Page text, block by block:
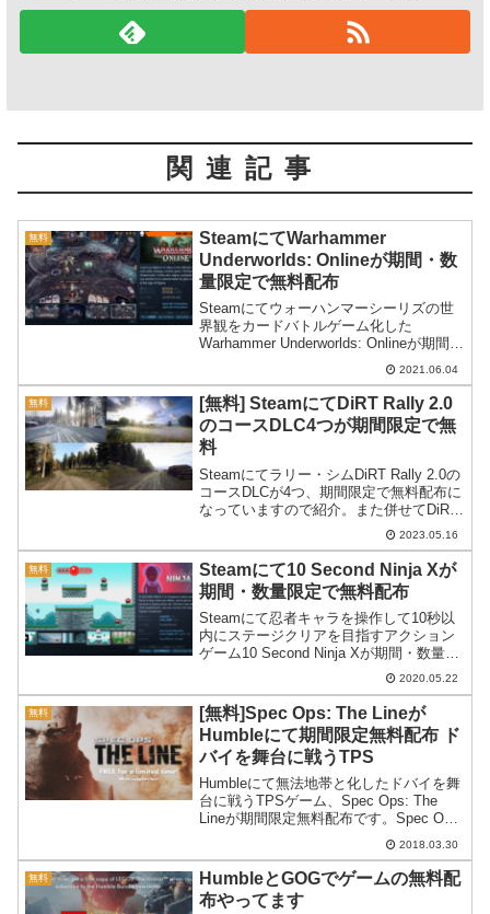
関連記事
無料
SteamにてWarhammer
Underworlds: Onlineが期間・数
量限定で無料配布
Steamにてウォーハンマーシーリズの世
界観をカードバトルゲーム化した
Warhammer Underworlds: Onlineが期間・
数量限定で無料配布となっています。
2021.06.04
無料
[無料] SteamにてDiRT Rally 2.0
のコースDLC4つが期間限定で無
料
Steamにてラリー・シムDiRT Rally 2.0の
コースDLCが4つ、期間限定で無料配布に
なっていますので紹介。また併せてDiRT
Rally 2.0もセールになっています。2023.05.16
無料
Steamにて10 Second Ninja Xが
期間・数量限定で無料配布
Steamにて忍者キャラを操作して10秒以
内にステージクリアを目指すアクション
ゲーム10 Second Ninja Xが期間・数量限
定で無料配布となっています。ドット絵
2020.05.22
無料
[無料]Spec Ops: The Lineが
Humbleにて期間限定無料配布 ド
バイを舞台に戦うTPS
Humbleにて無法地帯と化したドバイを舞
台に戦うTPSゲーム、Spec Ops: The
Lineが期間限定無料配布です。Spec Ops:
The Lineが無料配布中等の都市ドバイを
舞台にしたTPS、Spec Ops: The Lin...
2018.03.30
無料
HumbleとGOGでゲームの無料配
布やってます